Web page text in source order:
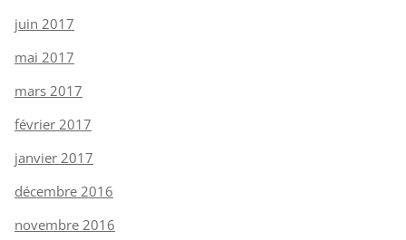
juin 2017
mai 2017
mars 2017
février 2017
janvier 2017
décembre 2016
novembre 2016